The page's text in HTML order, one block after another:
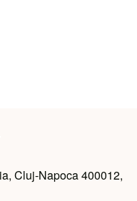
Cluj-Napoca 400012,